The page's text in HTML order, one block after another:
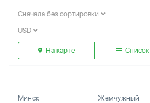
Сначала без сортировки
USD
На карте Список
Минск
Жемчужный